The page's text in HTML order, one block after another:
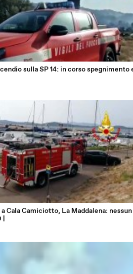
sulla SP 14: in corso spegnimento
Cala Camiciotto, La Maddalena: nessun